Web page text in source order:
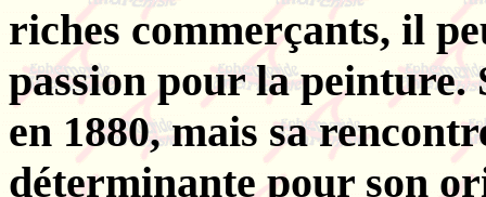
riches commerçants, il
passion pour la
en 1880, mais sa
déterminante pour son